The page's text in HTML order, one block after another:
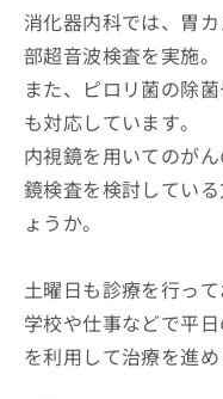
消化器内科では、胃
部超音波検査を実施。
また、ピロリ菌の除
も対応しています。
内視鏡を用いてのが
鏡検査を検討してい
ょうか。
土曜日も診療を行っ
学校や仕事などで平
を利用して治療を進め